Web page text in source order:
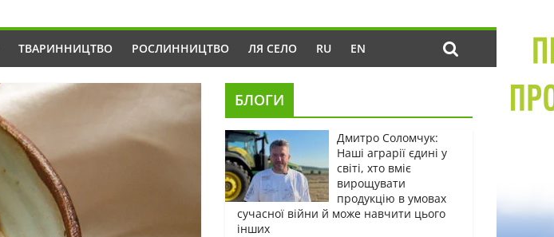
ТВАРИННИЦТВО РОСЛИННИЦТВО ЛЯ СЕЛО RU EN
БЛОГИ
Дмитро Соломчук:
Наші аграрії єдині у
світі, хто вміє
вирощувати
продукцію в умовах
сучасної війни й може навчити цього
інших